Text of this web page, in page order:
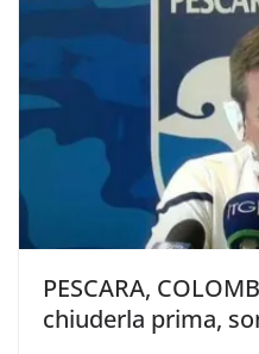
PESCARA,
chiuderla prima,